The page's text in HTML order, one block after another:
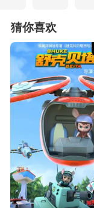
猜你喜欢